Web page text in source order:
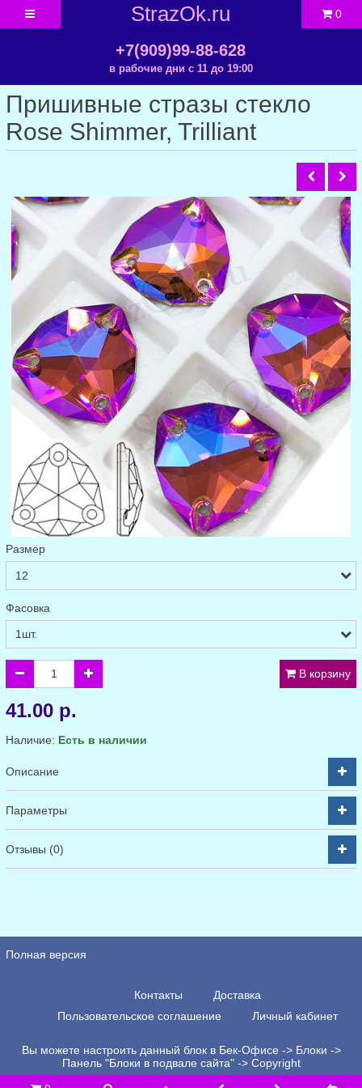
StrazOk.ru
+7(909)99-88-628
в рабочие дни с 11 до 19:00
0
Пришивные стразы стекло
Rose Shimmer, Trilliant
Размер
Фасовка
В корзину
41.00 р.
Наличие: Есть в наличии
Описание
Параметры
Отзывы (0)
Полная версия
Контакты
Доставка
Пользовательское соглашение
Личный кабинет
Вы можете настроить данный блок в Бек-Офисе -> Блоки ->
Панель "Блоки в подвале сайта" -> Copyright